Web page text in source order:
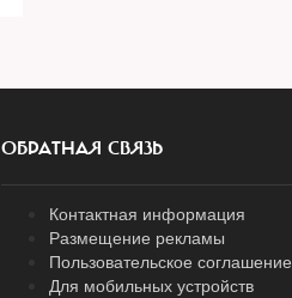
ОБРАТНАЯ СВЯЗЬ
Контактная информация
Размещение рекламы
Пользовательское соглашение
Для мобильных устройств